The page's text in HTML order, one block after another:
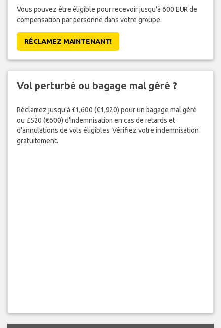
Votre vol a été retardé ou annulé ?
Vous pouvez être éligible pour recevoir jusqu'à 600 EUR de
compensation par personne dans votre groupe.
RÉCLAMEZ MAINTENANT!
Vol perturbé ou bagage mal géré ?